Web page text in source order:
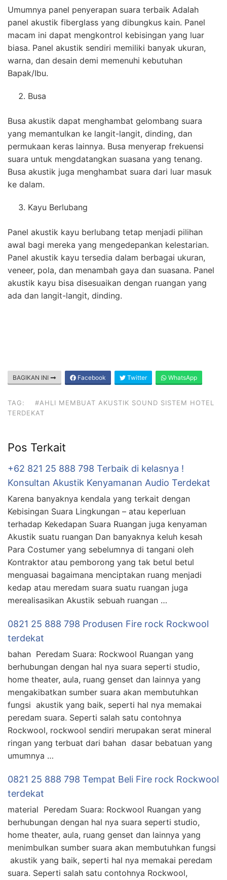
Umumnya panel penyerapan suara terbaik Adalah
panel akustik fiberglass yang dibungkus kain. Panel
macam ini dapat mengkontrol kebisingan yang luar
biasa. Panel akustik sendiri memiliki banyak ukuran,
warna, dan desain demi memenuhi kebutuhan
Bapak/Ibu.
Busa
Busa akustik dapat menghambat gelombang suara
yang memantulkan ke langit-langit, dinding, dan
permukaan keras lainnya. Busa menyerap frekuensi
suara untuk mengdatangkan suasana yang tenang.
Busa akustik juga menghambat suara dari luar masuk
ke dalam.
Kayu Berlubang
Panel akustik kayu berlubang tetap menjadi pilihan
awal bagi mereka yang mengedepankan kelestarian.
Panel akustik kayu tersedia dalam berbagai ukuran,
veneer, pola, dan menambah gaya dan suasana. Panel
akustik kayu bisa disesuaikan dengan ruangan yang
ada dan langit-langit, dinding.
BAGIKAN INI Facebook Twitter WhatsApp
TAG:
#AHLI MEMBUAT AKUSTIK SOUND SISTEM HOTEL
TERDEKAT
Pos Terkait
+62 821 25 888 798 Terbaik di kelasnya !
Konsultan Akustik Kenyamanan Audio Terdekat
Karena banyaknya kendala yang terkait dengan
Kebisingan Suara Lingkungan – atau keperluan
terhadap Kekedapan Suara Ruangan juga kenyaman
Akustik suatu ruangan Dan banyaknya keluh kesah
Para Costumer yang sebelumnya di tangani oleh
Kontraktor atau pemborong yang tak betul betul
menguasai bagaimana menciptakan ruang menjadi
kedap atau meredam suara suatu ruangan juga
merealisasikan Akustik sebuah ruangan …
0821 25 888 798 Produsen Fire rock Rockwool
terdekat
bahan Peredam Suara: Rockwool Ruangan yang
berhubungan dengan hal nya suara seperti studio,
home theater, aula, ruang genset dan lainnya yang
mengakibatkan sumber suara akan membutuhkan
fungsi akustik yang baik, seperti hal nya memakai
peredam suara. Seperti salah satu contohnya
Rockwool, rockwool sendiri merupakan serat mineral
ringan yang terbuat dari bahan dasar bebatuan yang
umumnya …
0821 25 888 798 Tempat Beli Fire rock Rockwool
terdekat
material Peredam Suara: Rockwool Ruangan yang
berhubungan dengan hal nya suara seperti studio,
home theater, aula, ruang genset dan lainnya yang
menimbulkan sumber suara akan membutuhkan fungsi
akustik yang baik, seperti hal nya memakai peredam
suara. Seperti salah satu contohnya Rockwool,